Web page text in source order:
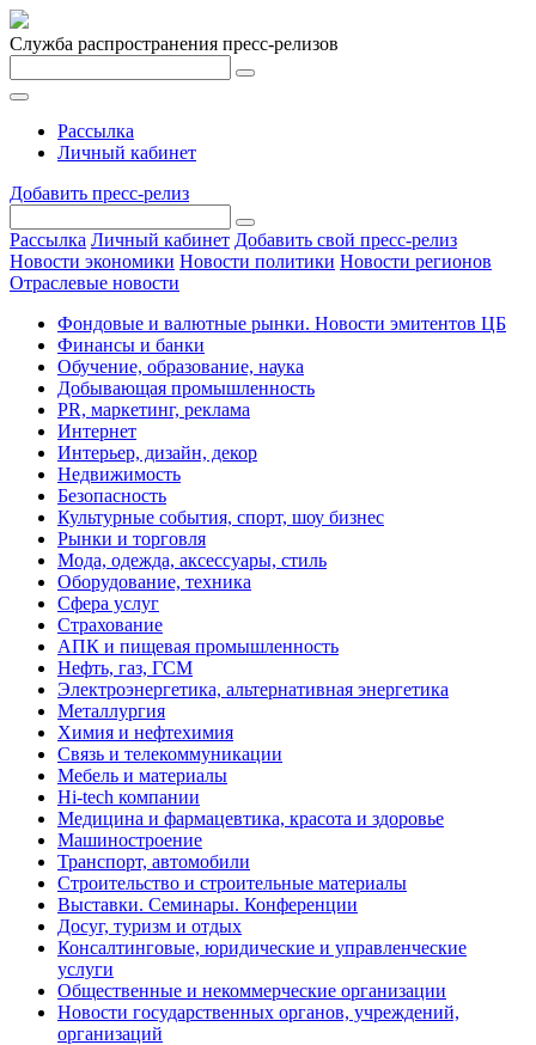
Служба распространения пресс-релизов
Рассылка
Личный кабинет
Добавить пресс-релиз
Рассылка Личный кабинет Добавить свой пресс-релиз
Новости экономики Новости политики Новости регионов
Отраслевые новости
Фондовые и валютные рынки. Новости эмитентов ЦБ
Финансы и банки
Обучение, образование, наука
Добывающая промышленность
PR, маркетинг, реклама
Интернет
Интерьер, дизайн, декор
Недвижимость
Безопасность
Культурные события, спорт, шоу бизнес
Рынки и торговля
Мода, одежда, аксессуары, стиль
Оборудование, техника
Сфера услуг
Страхование
АПК и пищевая промышленность
Нефть, газ, ГСМ
Электроэнергетика, альтернативная энергетика
Металлургия
Химия и нефтехимия
Связь и телекоммуникации
Мебель и материалы
Hi-tech компании
Медицина и фармацевтика, красота и здоровье
Машиностроение
Транспорт, автомобили
Строительство и строительные материалы
Выставки. Семинары. Конференции
Досуг, туризм и отдых
Консалтинговые, юридические и управленческие
услуги
Общественные и некоммерческие организации
Новости государственных органов, учреждений,
организаций